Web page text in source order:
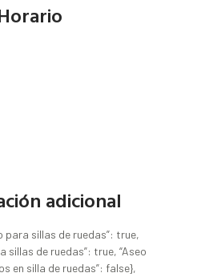
adicional
para sillas de ruedas”: true,
sillas de ruedas”: true, “Aseo
en silla de ruedas”: false},